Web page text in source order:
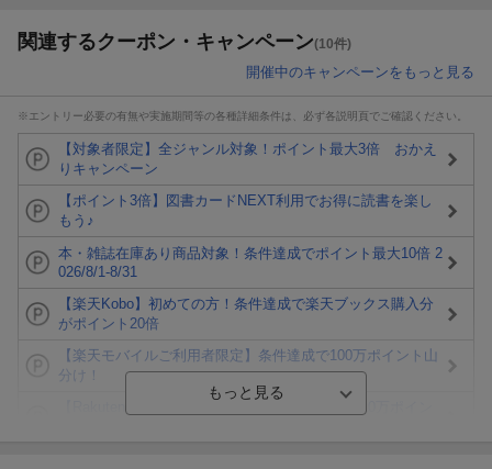
関連するクーポン・キャンペーン(10件)
開催中のキャンペーンをもっと見る
※エントリー必要の有無や実施期間等の各種詳細条件は、必ず各説明頁でご確認ください。
【対象者限定】全ジャンル対象！ポイント最大3倍 おかえ
りキャンペーン
【ポイント3倍】図書カードNEXT利用でお得に読書を楽し
もう♪
本・雑誌在庫あり商品対象！条件達成でポイント最大10倍 2
026/8/1-8/31
【楽天Kobo】初めての方！条件達成で楽天ブックス購入分
がポイント20倍
【楽天モバイルご利用者限定】条件達成で100万ポイント山
分け！